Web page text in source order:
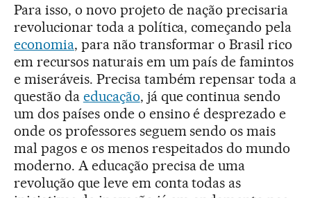
Para isso, o novo projeto de nação precisaria
revolucionar toda a política, começando pela
economia, para não transformar o Brasil rico
em recursos naturais em um país de famintos
e miseráveis. Precisa também repensar toda a
questão da educação, já que continua sendo
um dos países onde o ensino é desprezado e
onde os professores seguem sendo os mais
mal pagos e os menos respeitados do mundo
moderno. A educação precisa de uma
revolução que leve em conta todas as